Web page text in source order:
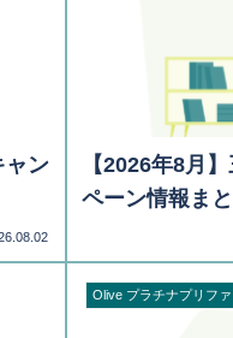
ャン
【2026年8月
ペーン情報ま
Olive プラチナプリフ